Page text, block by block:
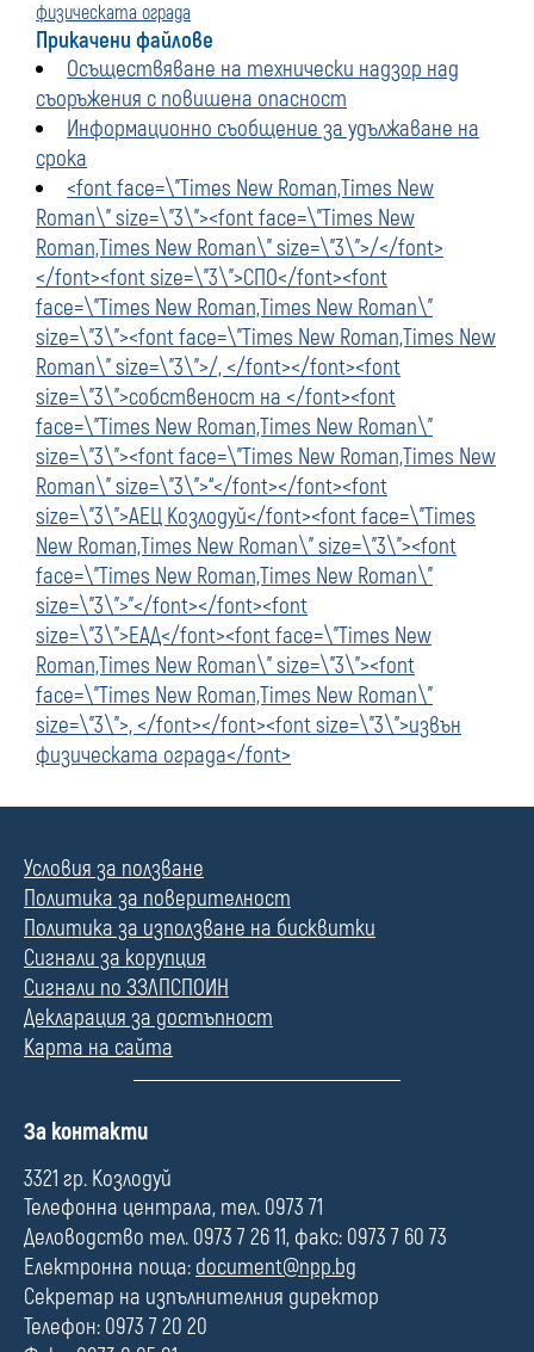
физическата ограда
Прикачени файлове
Осъществяване на технически надзор над
съоръжения с повишена опасност
Информационно съобщение за удължаване на
срока
<font face=\"Times New Roman,Times New
Roman\" size=\"3\"><font face=\"Times New
Roman,Times New Roman\" size=\"3\">/</font>
</font><font size=\"3\">СПО</font><font
face=\"Times New Roman,Times New Roman\"
size=\"3\"><font face=\"Times New Roman,Times New
Roman\" size=\"3\">/, </font></font><font
size=\"3\">собственост на </font><font
face=\"Times New Roman,Times New Roman\"
size=\"3\"><font face=\"Times New Roman,Times New
Roman\" size=\"3\">“</font></font><font
size=\"3\">АЕЦ Козлодуй</font><font face=\"Times
New Roman,Times New Roman\" size=\"3\"><font
face=\"Times New Roman,Times New Roman\"
size=\"3\">”</font></font><font
size=\"3\">ЕАД</font><font face=\"Times New
Roman,Times New Roman\" size=\"3\"><font
face=\"Times New Roman,Times New Roman\"
size=\"3\">, </font></font><font size=\"3\">извън
физическата ограда</font>
Условия за ползване
Политика за поверителност
Политика за използване на бисквитки
Сигнали за корупция
Сигнали по ЗЗЛПСПОИН
Декларация за достъпност
Карта на сайта
П
л
е
За контакти
3321 гр. Козлодуй
Телефонна централа, тел. 0973 71
Деловодство тел. 0973 7 26 11, факс: 0973 7 60 73
Електронна поща: document@npp.bg
Секретар на изпълнителния директор
Телефон: 0973 7 20 20